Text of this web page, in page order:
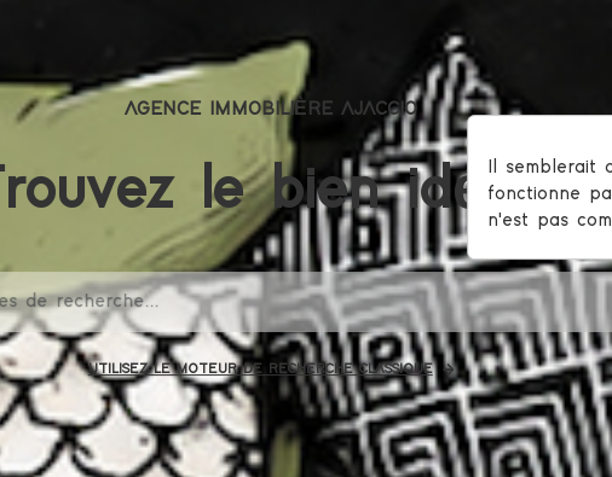
AGENCE IMMOBILIÈRE AJACCIO
le bien idéal !
Il semblerait
fonctionne
n'est pas
UTILISEZ LE MOTEUR DE RECHERCHE CLASSIQUE